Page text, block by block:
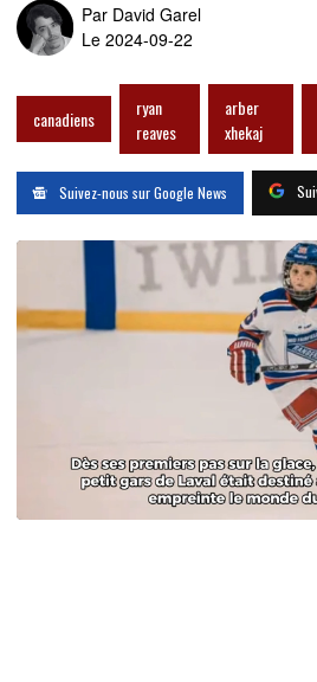
Par David Garel
Le 2024-09-22
canadiens
ryan
reaves
arber
xhekaj
Suivez-nous sur Google News